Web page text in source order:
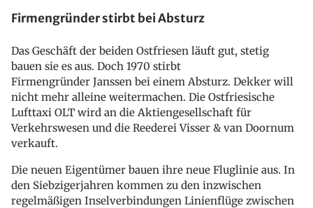
Firmengründer stirbt bei Absturz
Das Geschäft der beiden Ostfriesen läuft gut, stetig
bauen sie es aus. Doch 1970 stirbt
Firmengründer Janssen bei einem Absturz. Dekker will
nicht mehr alleine weitermachen. Die Ostfriesische
Lufttaxi OLT wird an die Aktiengesellschaft für
Verkehrswesen und die Reederei Visser & van Doornum
verkauft.
Die neuen Eigentümer bauen ihre neue Fluglinie aus. In
den Siebzigerjahren kommen zu den inzwischen
regelmäßigen Inselverbindungen Linienflüge zwischen